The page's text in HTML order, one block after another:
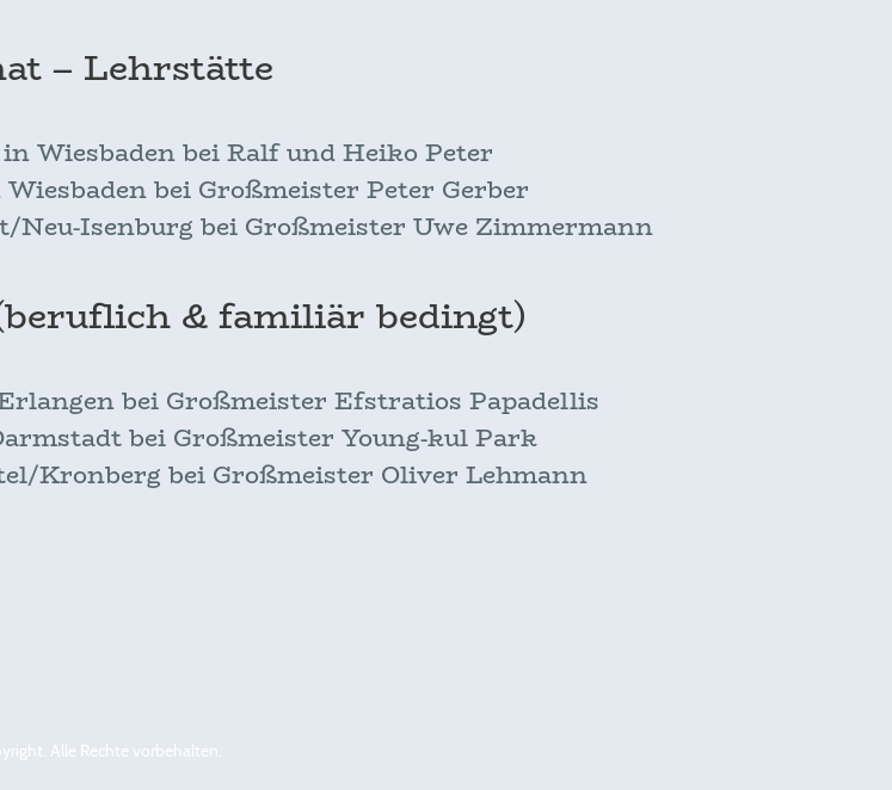
– Lehrstätte
Wiesbaden bei Ralf und Heiko Peter
bei Großmeister Peter Gerber
Isenburg bei Großmeister Uwe Zimmermann
& familiär bedingt)
bei Großmeister Efstratios Papadellis
bei Großmeister Young-kul Park
Kronberg bei Großmeister Oliver Lehmann
Alle Rechte vorbehalten.